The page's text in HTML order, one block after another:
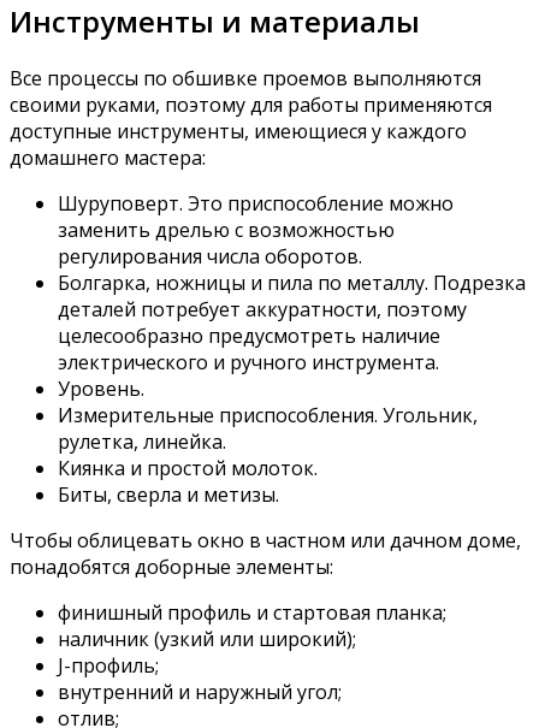
Инструменты и материалы
Все процессы по обшивке проемов выполняются
своими руками, поэтому для работы применяются
доступные инструменты, имеющиеся у каждого
домашнего мастера:
Шуруповерт. Это приспособление можно
заменить дрелью с возможностью
регулирования числа оборотов.
Болгарка, ножницы и пила по металлу. Подрезка
деталей потребует аккуратности, поэтому
целесообразно предусмотреть наличие
электрического и ручного инструмента.
Уровень.
Измерительные приспособления. Угольник,
рулетка, линейка.
Киянка и простой молоток.
Биты, сверла и метизы.
Чтобы облицевать окно в частном или дачном доме,
понадобятся доборные элементы:
финишный профиль и стартовая планка;
наличник (узкий или широкий);
J-профиль;
внутренний и наружный угол;
отлив;